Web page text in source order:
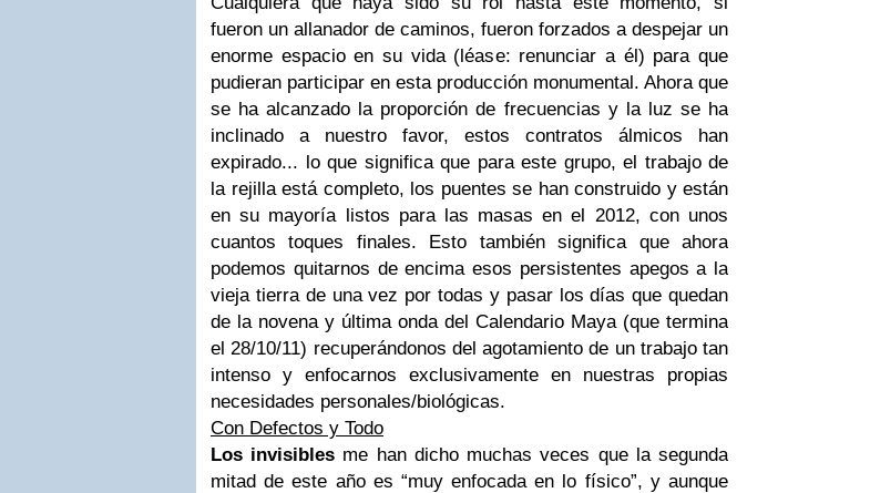
fueron un allanador de caminos, fueron forzados a despejar un
enorme espacio en su vida (léase: renunciar a él) para que
pudieran participar en esta producción monumental. Ahora que
se ha alcanzado la proporción de frecuencias y la luz se ha
inclinado a nuestro favor, estos contratos álmicos han
expirado... lo que significa que para este grupo, el trabajo de
la rejilla está completo, los puentes se han construido y están
en su mayoría listos para las masas en el 2012, con unos
cuantos toques finales. Esto también significa que ahora
podemos quitarnos de encima esos persistentes apegos a la
vieja tierra de una vez por todas y pasar los días que quedan
de la novena y última onda del Calendario Maya (que termina
el 28/10/11) recuperándonos del agotamiento de un trabajo tan
intenso y enfocarnos exclusivamente en nuestras propias
necesidades personales/biológicas.
Con Defectos y Todo
Los invisibles me han dicho muchas veces que la segunda
mitad de este año es “muy enfocada en lo físico”, y aunque